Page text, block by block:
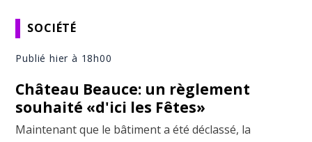
SOCIÉTÉ
Publié hier à 18h00
Château Beauce: un règlement
souhaité «d'ici les Fêtes»
Maintenant que le bâtiment a été déclassé, la